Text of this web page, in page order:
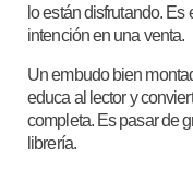
lo están disfrutando.
intención en una venta.
Un embudo bien
educa al lector y
completa. Es pasar de
librería.